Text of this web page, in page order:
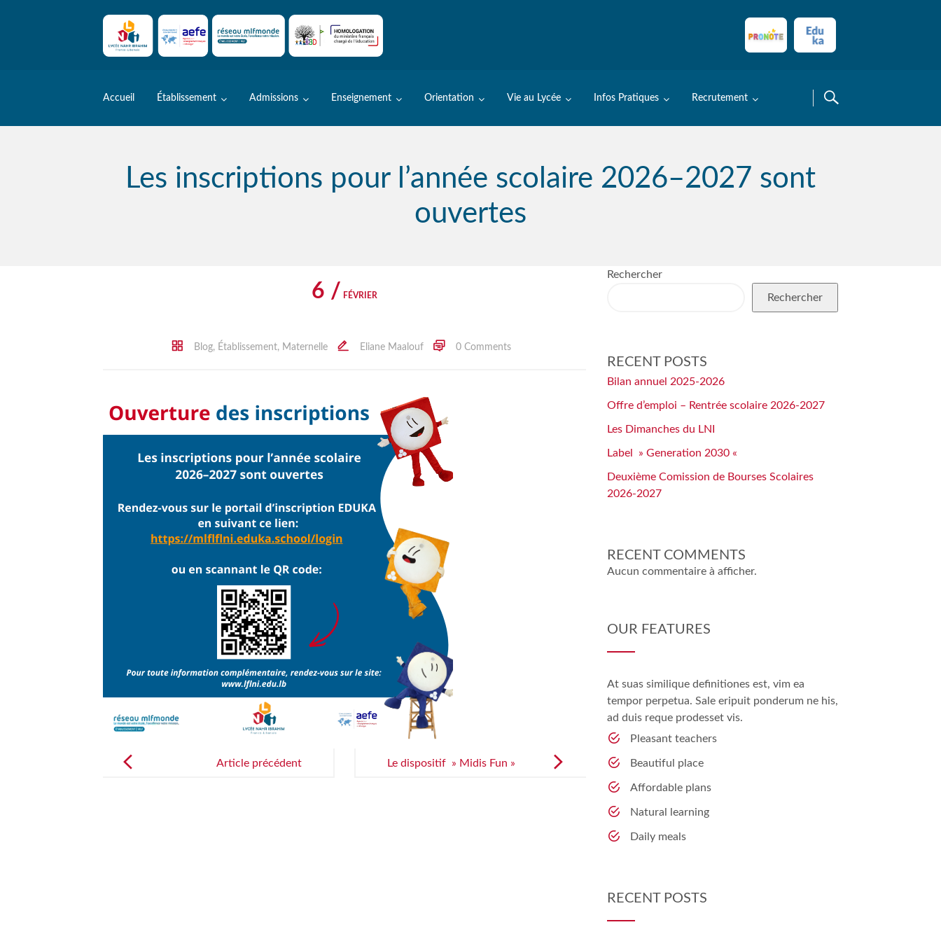
Accueil Établissement Admissions Enseignement Orientation Vie au Lycée Infos Pratiques Recrutement
Les inscriptions pour l’année scolaire 2026–2027 sont
ouvertes
6 / FÉVRIER
Blog, Établissement, Maternelle Eliane Maalouf 0 Comments
navigation
Article précédent Le dispositif » Midis Fun »
Rechercher
Rechercher
RECENT POSTS
Bilan annuel 2025-2026
Offre d’emploi – Rentrée scolaire 2026-2027
Les Dimanches du LNI
Label » Generation 2030 «
Deuxième Comission de Bourses Scolaires
2026-2027
RECENT COMMENTS
Aucun commentaire à afficher.
OUR FEATURES
At suas similique definitiones est, vim ea
tempor perpetua. Sale eripuit ponderum ne his,
ad duis reque prodesset vis.
Pleasant teachers
Beautiful place
Affordable plans
Natural learning
Daily meals
RECENT POSTS